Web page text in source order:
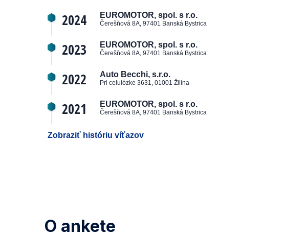
2024 EUROMOTOR, spol. s r.o.
Čerešňová 8A, 97401 Banská Bystrica
2023 EUROMOTOR, spol. s r.o.
Čerešňová 8A, 97401 Banská Bystrica
2022 Auto Becchi, s.r.o.
Pri celulózke 3631, 01001 Žilina
2021 EUROMOTOR, spol. s r.o.
Čerešňová 8A, 97401 Banská Bystrica
Zobraziť históriu víťazov
O ankete